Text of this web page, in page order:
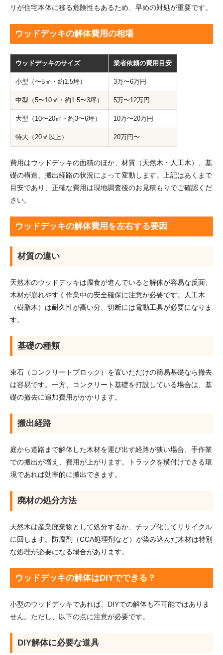
リが住宅本体に移る危険性もあるため、早めの対処が重要です。
ウッドデッキの解体費用の相場
ウッドデッキのサイズ 業者依頼の費用目安
小型（〜5㎡・約1.5坪） 3万〜6万円
中型（5〜10㎡・約1.5〜3坪） 5万〜12万円
大型（10〜20㎡・約3〜6坪） 10万〜20万円
特大（20㎡以上） 20万円〜
費用はウッドデッキの面積のほか、材質（天然木・人工木）、基
礎の構造、搬出経路の状況によって変動します。上記はあくまで
目安であり、正確な費用は現地調査後のお見積もりでご確認くだ
さい。
ウッドデッキの解体費用を左右する要因
材質の違い
天然木のウッドデッキは腐食が進んでいると解体が容易な反面、
木材が崩れやすく作業中の安全確保に注意が必要です。人工木
（樹脂木）は耐久性が高い分、切断には電動工具が必要になりま
す。
基礎の種類
束石（コンクリートブロック）を置いただけの簡易基礎なら撤去
は容易です。一方、コンクリート基礎を打設している場合は、基
礎の撤去に追加費用がかかります。
搬出経路
庭から道路まで解体した木材を運び出す経路が狭い場合、手作業
での搬出が増え、費用が上がります。トラックを横付けできる環
境であれば効率的に搬出できます。
廃材の処分方法
天然木は産業廃棄物として処分するか、チップ化してリサイクル
に回します。防腐剤（CCA処理剤など）が染み込んだ木材は特別
な処理が必要になる場合があります。
ウッドデッキの解体はDIYでできる？
小型のウッドデッキであれば、DIYでの解体も不可能ではありま
せん。ただし、以下の点に注意が必要です。
DIY解体に必要な道具